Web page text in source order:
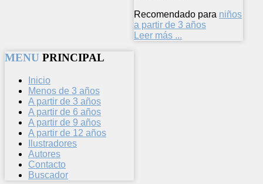
Recomendado para niños
a partir de 3 años
Leer más ...
MENU PRINCIPAL
Inicio
Menos de 3 años
A partir de 3 años
A partir de 6 años
A partir de 9 años
A partir de 12 años
Ilustradores
Autores
Contacto
Buscador